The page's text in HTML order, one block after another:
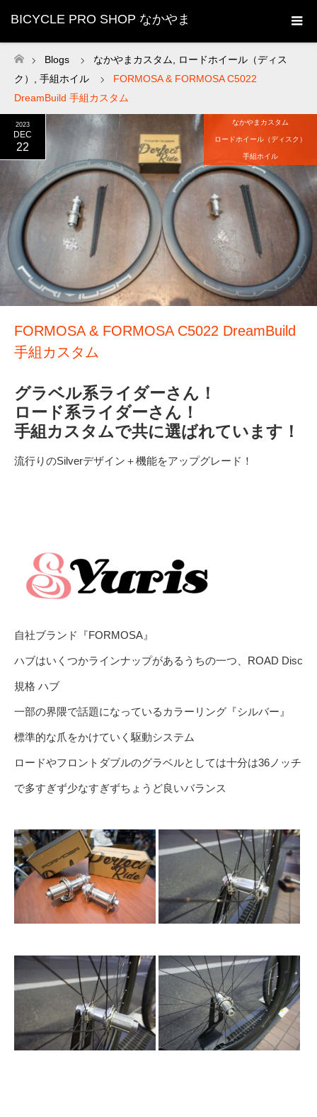
BICYCLE PRO SHOP なかやま
ホーム
Blogs なかやまカスタム
ロードホイール（ディス
ク）
手組ホイル
FORMOSA & FORMOSA C5022
DreamBuild 手組カスタム
2023
DEC
22
なかやまカスタム
ロードホイール（ディスク）
手組ホイル
FORMOSA & FORMOSA C5022 DreamBuild
手組カスタム
グラベル系ライダーさん！
ロード系ライダーさん！
手組カスタムで共に選ばれています！
流行りのSilverデザイン＋機能をアップグレード！
自社ブランド『FORMOSA』
ハブはいくつかラインナップがあるうちの一つ、ROAD Disc
規格 ハブ
一部の界隈で話題になっているカラーリング『シルバー』
標準的な爪をかけていく駆動システム
ロードやフロントダブルのグラベルとしては十分は36ノッチ
で多すぎず少なすぎずちょうど良いバランス